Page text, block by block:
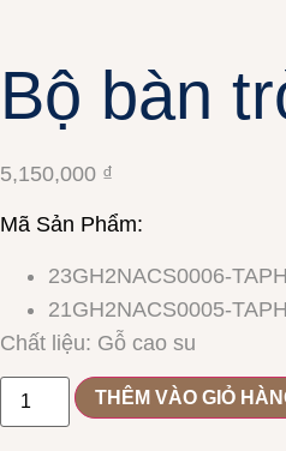
Bộ bàn
5,150,000 ₫
Mã Sản Phẩm:
23GH2NACS0006-TAPH
21GH2NACS0005-TAPH
Chất liệu: Gỗ cao su
THÊM VÀO GIỎ